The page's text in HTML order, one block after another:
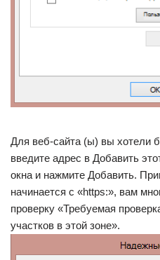
Для веб-сайта (ы) вы хотели
введите адрес в Добавить
окна и нажмите Добавить.
начинается с «https:», вам
проверку «Требуемая
участков в этой зоне».